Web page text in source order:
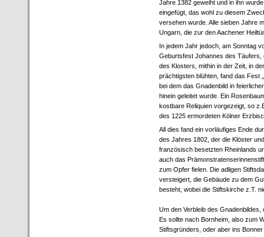
Jahre 1382 geweiht und in ihn
eingefügt, das wohl zu diesem
versehen wurde. Alle sieben Jahre
Ungarn, die zur den Aachener
In jedem Jahr jedoch, am Sonntag
Geburtsfest Johannes des Täufers,
des Klosters, mithin in der Zeit, in
prächtigsten blühten, fand das Fest
bei dem das Gnadenbild in
hinein geleitet wurde. Ein
kostbare Reliquien vorgezeigt, so
des 1225 ermordeten Kölner
All dies fand ein vorläufiges Ende
des Jahres 1802, der die Klöster
französisch besetzten Rheinlands
auch das
zum Opfer fielen. Die adligen
versteigert, die Gebäude zu dem
besteht, wobei die Stiftskirche z.T.
Um den Verbleib des
Es sollte nach Bornheim, also zum
Stiftsgründers, oder aber ins